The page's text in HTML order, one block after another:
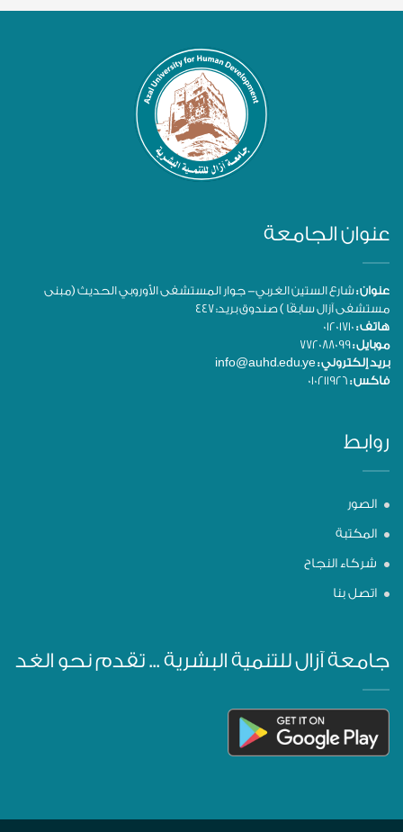
عنوان الجامعة
عنوان :شارع الستين الغربي- جوار المستشفى الأوروبي الحديث (مبنى
مستشفى آزال سابقًا ) صندوق بريد: 447
هاتف :
موبايل :
بريد إلكتروني :
فاكس :
روابط
الصور
المكتبة
شركاء النجاح
اتصل بنا
جامعة آزال للتنمية البشرية ... تقدم نحو الغد